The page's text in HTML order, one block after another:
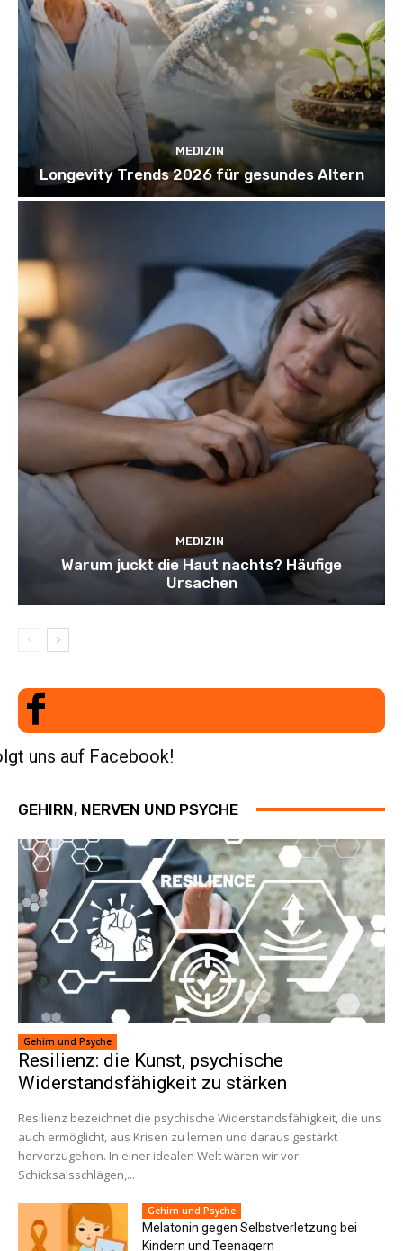
MEDIZIN
Longevity Trends 2026 für gesundes Altern
MEDIZIN
Warum juckt die Haut nachts? Häufige
Ursachen
uns auf Facebook!
GEHIRN, NERVEN UND PSYCHE
Gehirn und Psyche
Resilienz: die Kunst, psychische
Widerstandsfähigkeit zu stärken
Resilienz bezeichnet die psychische Widerstandsfähigkeit, die uns
auch ermöglicht, aus Krisen zu lernen und daraus gestärkt
hervorzugehen. In einer idealen Welt wären wir vor
Schicksalsschlägen,...
Gehirn und Psyche
Melatonin gegen Selbstverletzung bei
Kindern und Teenagern